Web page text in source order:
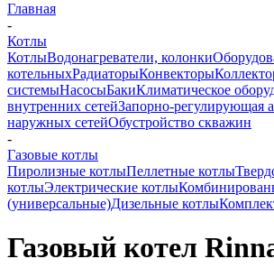
Главная
-
Котлы
КотлыВодонагреватели, колонки
котельныхРадиаторыКонвекторы
системыНасосыБакиКлиматическое
внутренних сетейЗапорно-регулирующая
наружных сетейОбустройство скважин
-
Газовые котлы
Пиролизные котлыПеллетные котлы
котлыЭлектрические котлы
(универсальные)Дизельные котлы
Газовый котел